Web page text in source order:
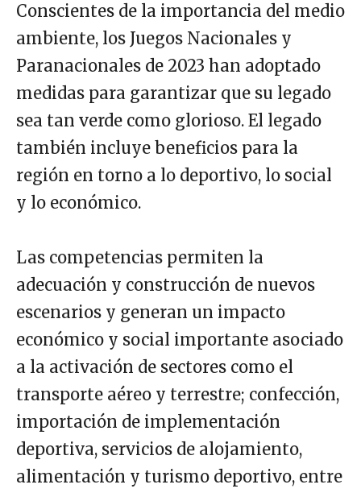
Conscientes de la importancia del medio
ambiente, los Juegos Nacionales y
Paranacionales de 2023 han adoptado
medidas para garantizar que su legado
sea tan verde como glorioso. El legado
también incluye beneficios para la
región en torno a lo deportivo, lo social
y lo económico.
Las competencias permiten la
adecuación y construcción de nuevos
escenarios y generan un impacto
económico y social importante asociado
a la activación de sectores como el
transporte aéreo y terrestre; confección,
importación de implementación
deportiva, servicios de alojamiento,
alimentación y turismo deportivo, entre